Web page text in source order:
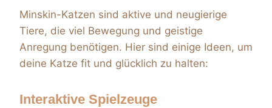
Minskin-Katzen sind aktive und neugierige
Tiere, die viel Bewegung und geistige
Anregung benötigen. Hier sind einige Ideen, um
deine Katze fit und glücklich zu halten:
Interaktive Spielzeuge